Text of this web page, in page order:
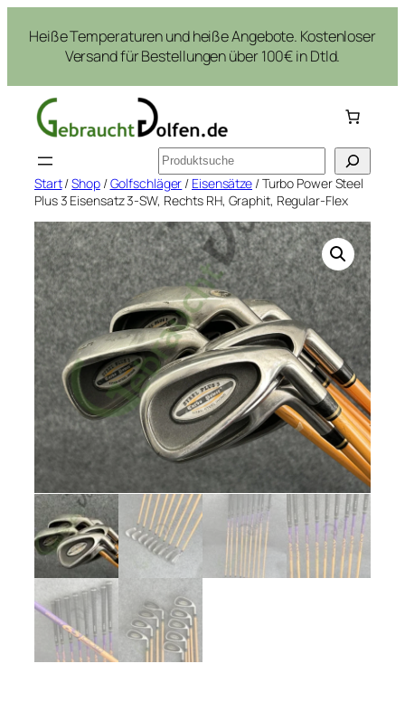
Inhalt
springen
Heiße Temperaturen und heiße Angebote. Kostenloser
Versand für Bestellungen über 100€ in Dtld.
Suchen
Start/Shop/Golfschläger / Eisensätze / Turbo Power Steel
Plus 3 Eisensatz 3-SW, Rechts RH, Graphit, Regular-Flex